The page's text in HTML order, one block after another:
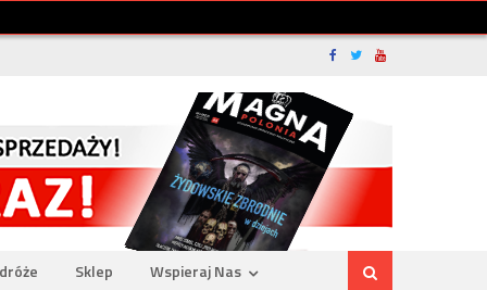
Sklep Wspieraj Nas